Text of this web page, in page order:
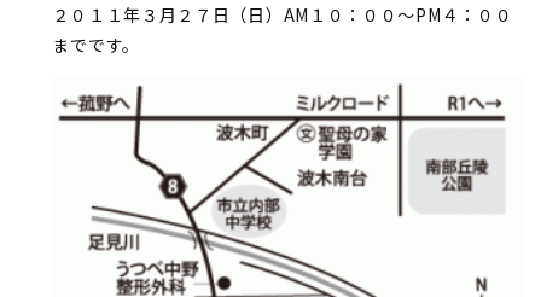
２０１１年３月２７日（日）AM１０：００～PM４：００
までです。